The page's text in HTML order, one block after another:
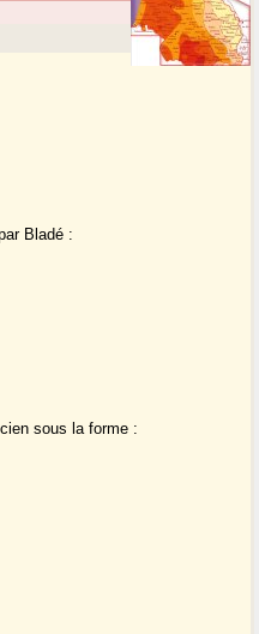
Bladé :
sous la forme :